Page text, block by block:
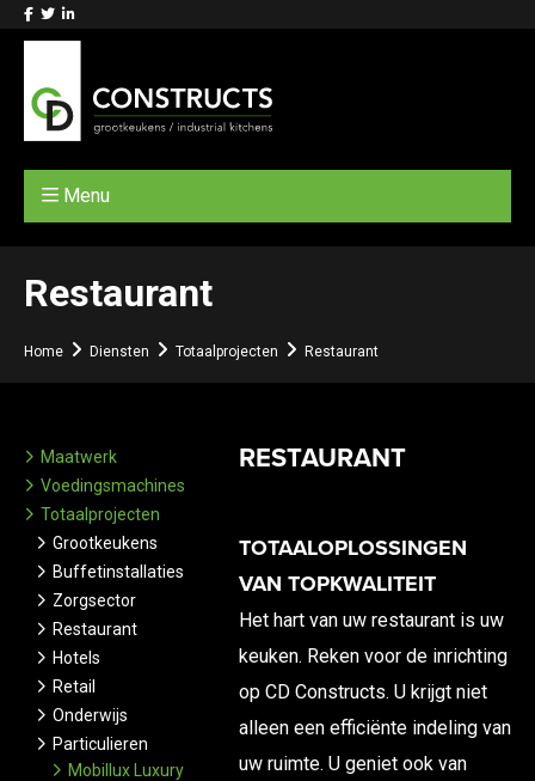
Menu
Restaurant
Home Diensten Totaalprojecten Restaurant
Maatwerk
Voedingsmachines
Totaalprojecten
Grootkeukens
Buffetinstallaties
Zorgsector
Restaurant
Hotels
Retail
Onderwijs
Particulieren
Mobillux Luxury
RESTAURANT
TOTAALOPLOSSINGEN
VAN TOPKWALITEIT
Het hart van uw restaurant is uw
keuken. Reken voor de inrichting
op CD Constructs. U krijgt niet
alleen een efficiënte indeling van
uw ruimte. U geniet ook van